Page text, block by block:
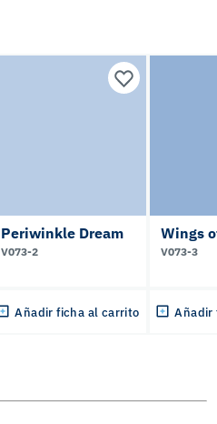
Periwinkle Dream
V073-2
Añadir ficha al carrito
Wings
V073-3
Añadir